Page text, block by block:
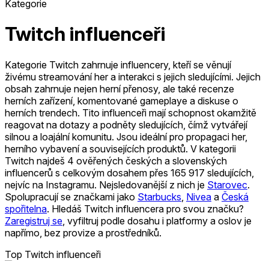
Kategorie
Twitch influenceři
Kategorie Twitch zahrnuje influencery, kteří se věnují
živému streamování her a interakci s jejich sledujícími. Jejich
obsah zahrnuje nejen herní přenosy, ale také recenze
herních zařízení, komentované gameplaye a diskuse o
herních trendech. Tito influenceři mají schopnost okamžitě
reagovat na dotazy a podněty sledujících, čímž vytvářejí
silnou a loajální komunitu. Jsou ideální pro propagaci her,
herního vybavení a souvisejících produktů. V kategorii
Twitch najdeš 4 ověřených českých a slovenských
influencerů s celkovým dosahem přes 165 917 sledujících,
nejvíc na Instagramu. Nejsledovanější z nich je Starovec.
Spolupracují se značkami jako Starbucks Nivea a Česká
spořitelna. Hledáš Twitch influencera pro svou značku?
Zaregistruj se , vyfiltruj podle dosahu i platformy a oslov je
napřímo, bez provize a prostředníků.
Top Twitch influenceři